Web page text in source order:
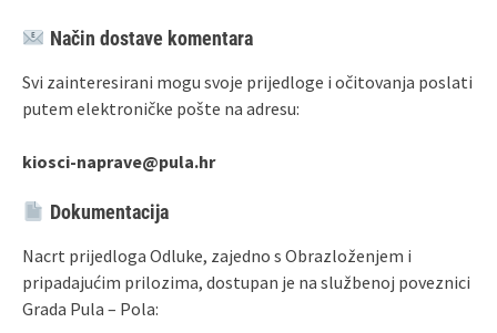
Način dostave komentara
Svi zainteresirani mogu svoje prijedloge i očitovanja poslati
putem elektroničke pošte na adresu:
kiosci-naprave@pula.hr
Dokumentacija
Nacrt prijedloga Odluke, zajedno s Obrazloženjem i
pripadajućim prilozima, dostupan je na službenoj poveznici
Grada Pula – Pola: